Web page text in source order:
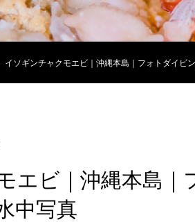
イソギンチャクモエビ｜沖縄本島｜フォトダイビ
エビ｜沖縄本島｜
中写真